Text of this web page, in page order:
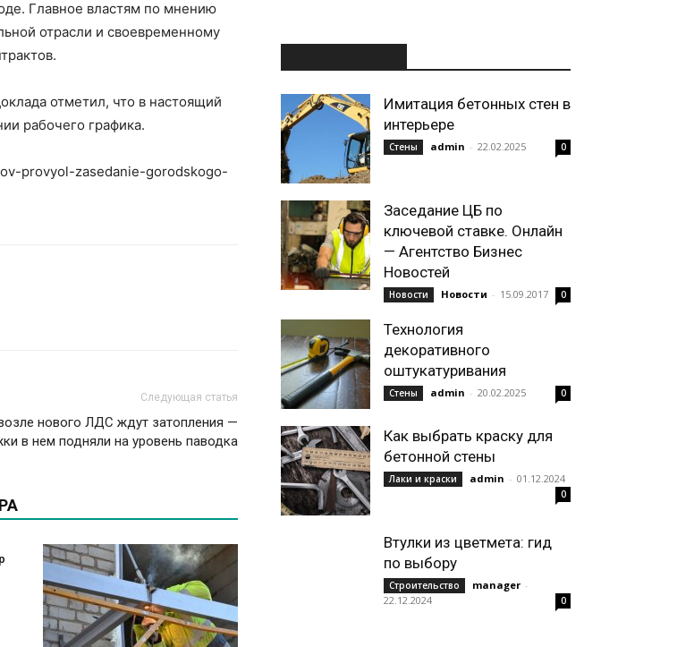
Главное властям по мнению
отрасли и своевременному
отметил, что в настоящий
рабочего графика.
provyol-zasedanie-gorodskogo-
Следующая статья
нового ЛДС ждут затопления —
в нем подняли на уровень паводка
Имитация бетонных стен в
интерьере
Стены admin - 22.02.2025 0
Заседание ЦБ по
ключевой ставке. Онлайн
— Агентство Бизнес
Новостей
Новости Новости - 15.09.2017 0
Технология
декоративного
оштукатуривания
Стены admin - 20.02.2025 0
Как выбрать краску для
бетонной стены
Лаки и краски admin - 01.12.2024
0
Втулки из цветмета: гид
по выбору
Строительство manager -
22.12.2024
0